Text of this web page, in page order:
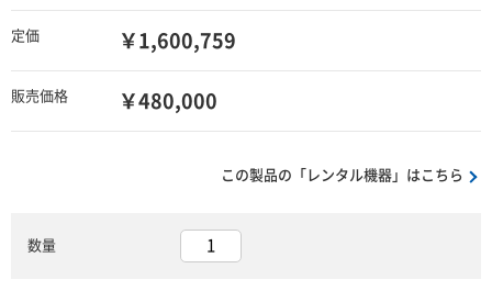
定価 ￥1,600,759
販売価格 ￥480,000
この製品の「レンタル機器」はこちら
数量